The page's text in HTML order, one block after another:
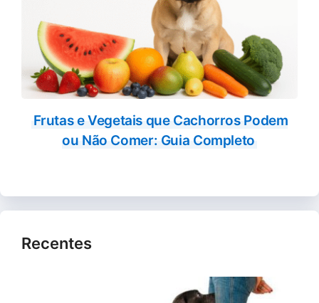
Frutas e Vegetais que Cachorros Podem
ou Não Comer: Guia Completo
Recentes